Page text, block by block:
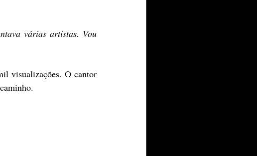
várias artistas. Vou
visualizações. O cantor